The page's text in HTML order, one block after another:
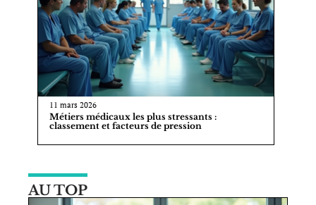
11 mars 2026
Métiers médicaux les plus stressants :
classement et facteurs de pression
AU TOP